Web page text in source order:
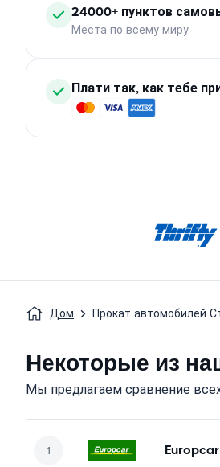
24000+ пунктов
Места по всему миру
Плати так, как тебе
Дом Прокат автомобилей
Некоторые из
Мы предлагаем сравнение
Europcar